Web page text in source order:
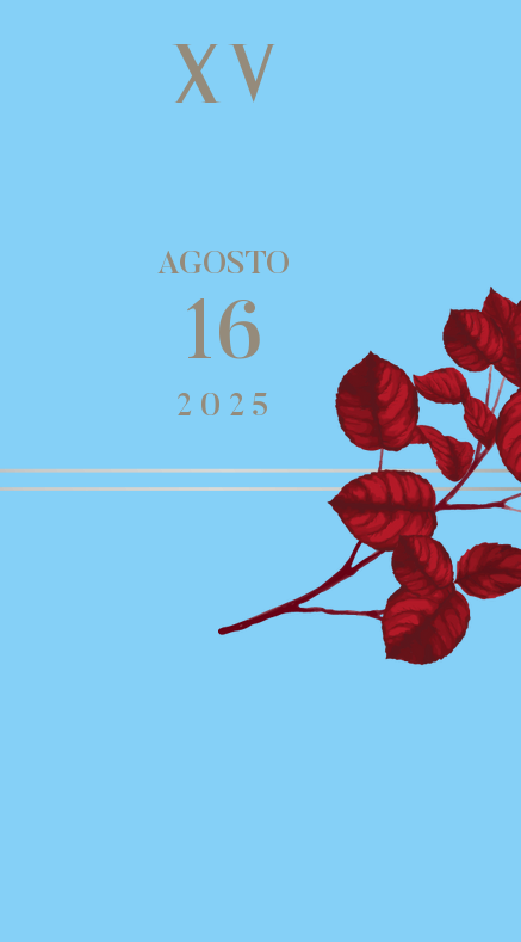
AGOSTO
16
2025
xv